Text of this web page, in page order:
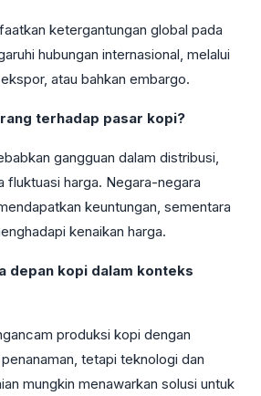
ketergantungan global pada
hubungan internasional, melalui
atau bahkan embargo.
terhadap pasar kopi?
gangguan dalam distribusi,
fluktuasi harga. Negara-negara
keuntungan, sementara
kenaikan harga.
depan kopi dalam konteks
produksi kopi dengan
tetapi teknologi dan
mungkin menawarkan solusi untuk